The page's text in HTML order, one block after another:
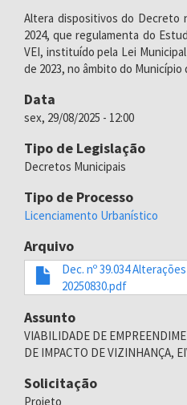
Altera dispositivos do Decreto
2024, que regulamenta do
VEI, instituído pela Lei
de 2023, no âmbito do Município
Data
sex, 29/08/2025 - 12:00
Tipo de Legislação
Decretos Municipais
Tipo de Processo
Licenciamento Urbanístico
Arquivo
Dec. nº 39.034
20250830.pdf
Assunto
VIABILIDADE DE
DE IMPACTO DE VIZINHANÇA,
Solicitação
Projeto